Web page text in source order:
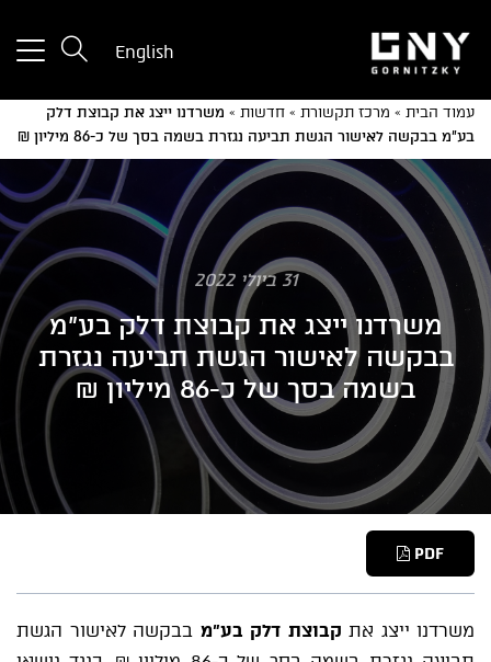
a
English
עמוד הבית » מרכז תקשורת » חדשות » משרדנו ייצג את קבוצת דלק
בע"מ בבקשה לאישור הגשת תביעה נגזרת בשמה בסך של כ-86 מיליון ₪
31 ביולי 2022
משרדנו ייצג את קבוצת דלק בע"מ
בבקשה לאישור הגשת תביעה נגזרת
בשמה בסך של כ-86 מיליון ₪
PDF
משרדנו ייצג את קבוצת דלק בע"מ בבקשה לאישור הגשת